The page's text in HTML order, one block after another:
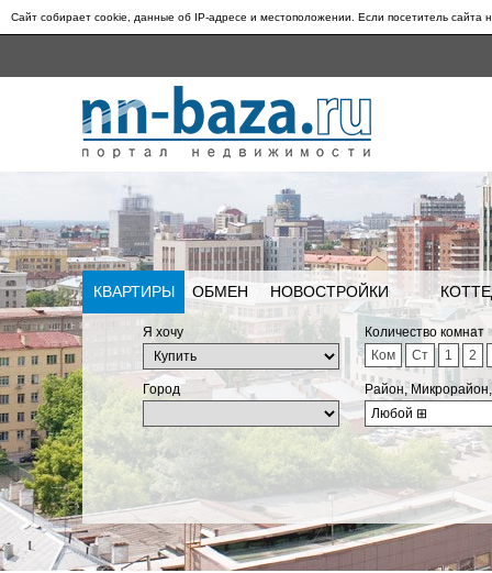
Сайт собирает cookie, данные об IP-адресе и местоположении. Если посетитель сайта
КВАРТИРЫ ОБМЕН НОВОСТРОЙКИ
Я хочу
Количество комнат
Ком
Ст 1 2
Город
Район,
Любой ⊞